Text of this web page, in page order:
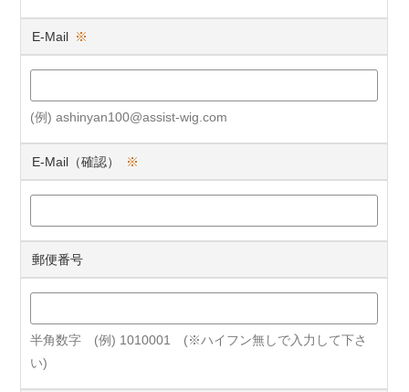
E-Mail ※
(例) ashinyan100@assist-wig.com
E-Mail（確認） ※
郵便番号
半角数字 (例) 1010001 (※ハイフン無しで入力して下さ
い)